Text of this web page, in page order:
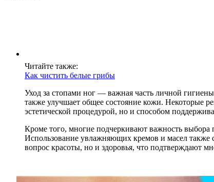
Читайте также:
Как чистить белые грибы
Уход за стопами ног — важная часть личной
также улучшает общее состояние кожи. Некоторые
эстетической процедурой, но и способом
Кроме того, многие подчеркивают важность
Использование увлажняющих кремов и масел также
вопрос красоты, но и здоровья, что подтверждают